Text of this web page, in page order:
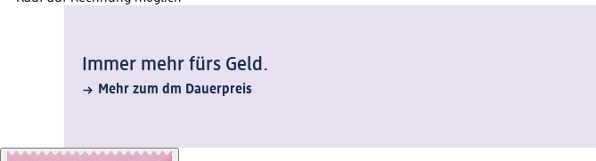
Immer mehr fürs Geld.
Mehr zum dm Dauerpreis